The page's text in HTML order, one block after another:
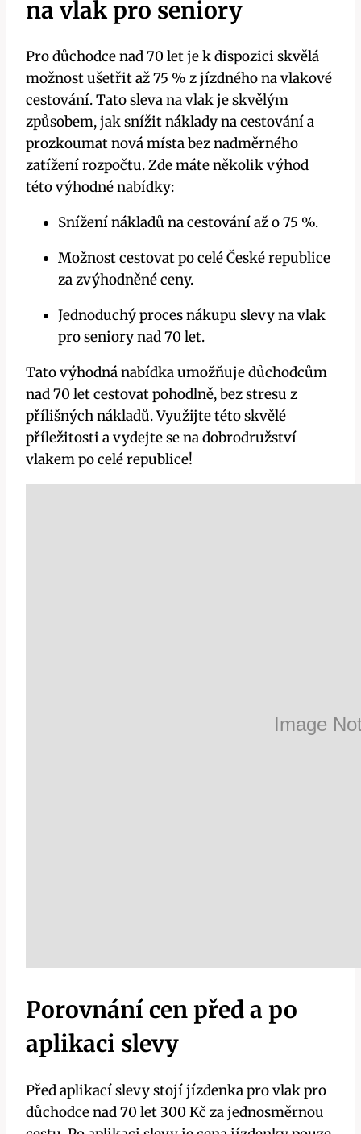
na vlak pro seniory
Pro důchodce nad 70 let je k dispozici skvělá
možnost ušetřit až 75 % z jízdného na vlakové
cestování. Tato sleva na vlak je skvělým
způsobem, jak snížit náklady na cestování a
prozkoumat nová místa bez nadměrného
zatížení rozpočtu. Zde máte několik výhod
této výhodné nabídky:
Snížení nákladů na cestování až o 75 %.
Možnost cestovat po celé České republice
za zvýhodněné ceny.
Jednoduchý proces nákupu slevy na vlak
pro seniory nad 70 let.
Tato výhodná nabídka umožňuje důchodcům
nad 70 let cestovat pohodlně, bez stresu z
přílišných nákladů. Využijte této skvělé
příležitosti a vydejte se na dobrodružství
vlakem po celé republice!
Porovnání cen před a po
aplikaci slevy
Před aplikací slevy stojí jízdenka pro vlak pro
důchodce nad 70 let 300 Kč za jednosměrnou